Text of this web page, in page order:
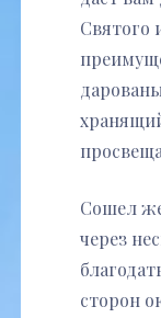
Святого
Сошел
через
сторон